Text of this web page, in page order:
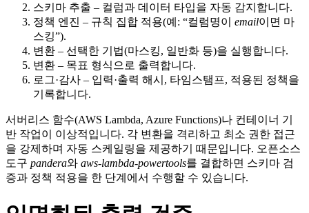
스키마 추출 – 컬럼과 데이터 타입을 자동 감지합니다.
정책 엔진 – 규칙 집합 적용(예: “컬럼명이 email이면 마
스킹”).
변환 – 선택한 기법(마스킹, 일반화 등)을 실행합니다.
변환 – 목표 형식으로 출력합니다.
로그·감사 – 입력·출력 해시, 타임스탬프, 적용된 정책을
기록합니다.
서버리스 함수(AWS Lambda, Azure Functions)나 컨테이너 기
반 작업이 이상적입니다. 각 변환을 격리하고 최소 권한 접근
을 강제하며 자동 스케일링을 제공하기 때문입니다. 오픈소스
도구 pandera와 aws‑lambda‑powertools를 결합하면 스키마 검
증과 정책 적용을 한 단계에서 수행할 수 있습니다.